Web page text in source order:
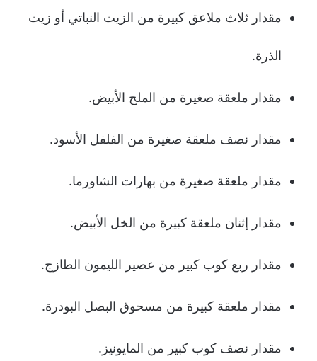
مقدار ثلاث ملاعق كبيرة من الزيت النباتي أو زيت
الذرة.
مقدار ملعقة صغيرة من الملح الأبيض.
مقدار نصف ملعقة صغيرة من الفلفل الأسود.
مقدار ملعقة صغيرة من بهارات الشاورما.
مقدار إثنان ملعقة كبيرة من الخل الأبيض.
مقدار ربع كوب كبير من عصير الليمون الطازج.
مقدار ملعقة كبيرة من مسحوق البصل البودرة.
مقدار نصف كوب كبير من المايونيز.